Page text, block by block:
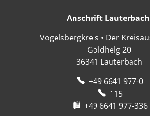
Anschrift Lauterbach
Vogelsbergkreis • Der
Goldhelg 20
36341 Lauterbach
+49 6641 977-0
115
+49 6641 977-336